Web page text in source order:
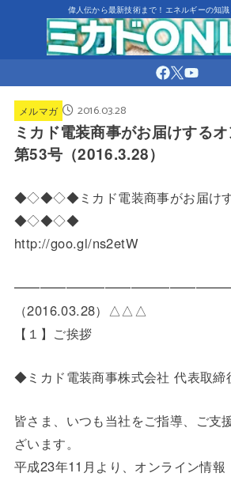
偉人伝から最新技術まで！エネルギーの知識
メルマガ 2016.03.28
ミカド電装商事がお届けする
第53号（2016.3.28）
◆◇◆◇◆ミカド電装商事がお届けす
◆◇◆◇◆
http://goo.gl/ns2etW
（2016.03.28）△△△
【１】ご挨拶
◆ミカド電装商事株式会社 代表取締
皆さま、いつも当社をご指導、ご支
ざいます。
平成23年11月より、オンライン情報